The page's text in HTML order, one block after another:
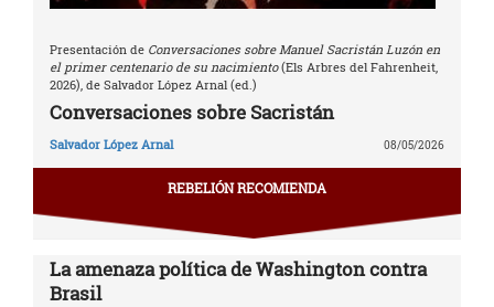
Presentación de Conversaciones sobre Manuel Sacristán Luzón en
el primer centenario de su nacimiento(Els Arbres del Fahrenheit,
2026), de Salvador López Arnal (ed.)
Conversaciones sobre Sacristán
Salvador López Arnal 08/05/2026
REBELIÓN RECOMIENDA
La amenaza política de Washington contra
Brasil